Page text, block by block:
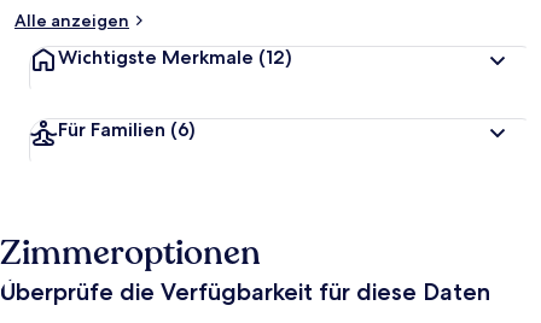
Alle anzeigen
Wichtigste Merkmale (12)
Für Familien (6)
Zimmeroptionen
Überprüfe die Verfügbarkeit für diese Daten